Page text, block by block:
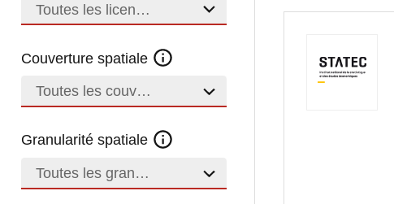
Toutes les licences
Couverture spatiale
Toutes les couvertures
Granularité spatiale
Toutes les granularités